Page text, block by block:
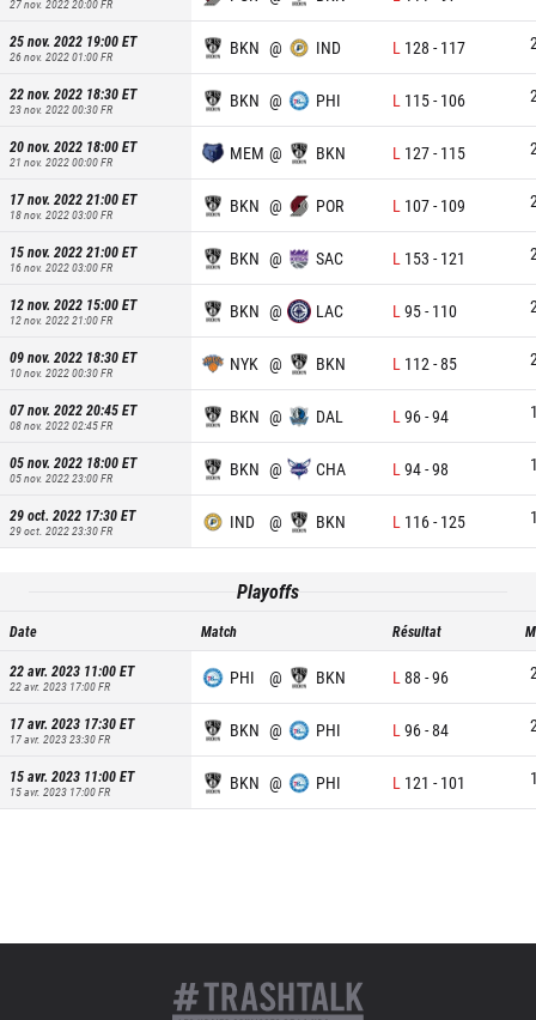
27 nov. 2022 20:00FR
25 nov. 2022 19:00ET
26 nov. 2022 01:00FR BKN @ IND L 128 - 117
22 nov. 2022 18:30ET
23 nov. 2022 00:30FR BKN @ PHI L 115- 106
20 nov. 2022 18:00ET
21 nov. 2022 00:00FR MEM @ BKN L 127- 115
17 nov. 2022 21:00ET
18 nov. 2022 03:00FR BKN @ POR L 107- 109
15 nov. 2022 21:00ET
16 nov. 2022 03:00FR BKN @ SAC L 153 - 121
12 nov. 2022 15:00ET
12 nov. 2022 21:00FR BKN @ LAC L 95- 110
09 nov. 2022 18:30ET
10 nov. 2022 00:30FR NYK @ BKN L 112 -85
07 nov. 2022 20:45ET
08 nov. 2022 02:45FR BKN @ DAL L 96-94
05 nov. 2022 18:00ET
05 nov. 2022 23:00FR BKN @ CHA L 94-98
29 oct. 2022 17:30ET
29 oct. 2022 23:30FR IND @ BKN L 116- 125
Playoffs
Date Match Résultat
22 avr. 2023 11:00ET
22 avr. 2023 17:00FR PHI @ BKN L 88 -96
17 avr. 2023 17:30ET
17 avr. 2023 23:30FR BKN @ PHI L 96-84
15 avr. 2023 11:00ET
15 avr. 2023 17:00FR BKN @ PHI L 121 - 101